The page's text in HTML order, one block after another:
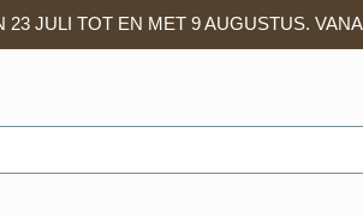
23 JULI TOT EN MET 9 AUGUSTUS.